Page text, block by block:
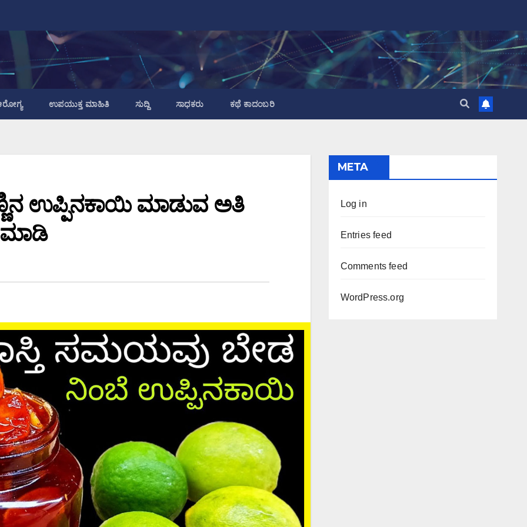
ಉಪಯುಕ್ತ ಮಾಹಿತಿ ಸುದ್ದಿ ಸಾಧಕರು ಕಥೆ ಕಾದಂಬರಿ
ಉಪ್ಪಿನಕಾಯಿ ಮಾಡುವ ಅತಿ
ಮಾಡಿ
META
Log in
Entries feed
Comments feed
WordPress.org